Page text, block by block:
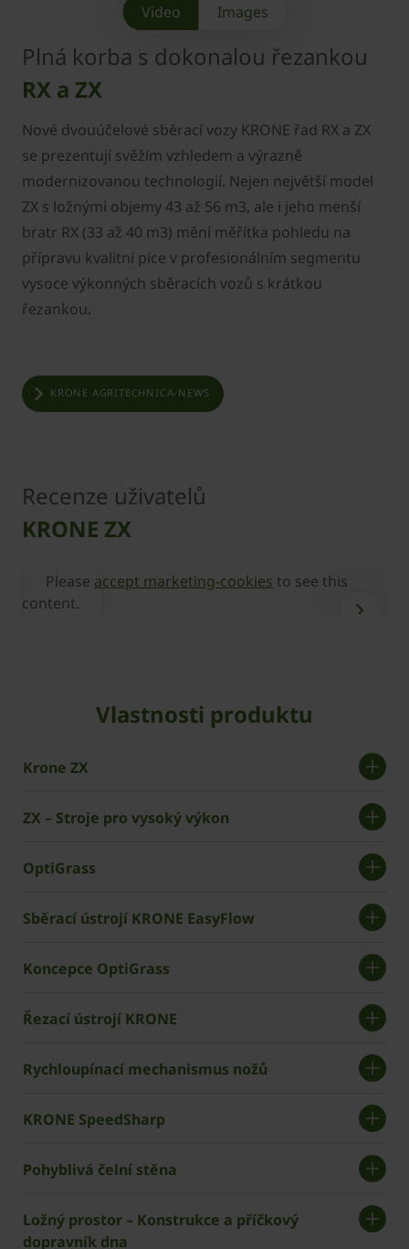
Video Images
Plná korba s dokonalou řezankou
RX a ZX
Nové dvouúčelové sběrací vozy KRONE řad RX a ZX
se prezentují svěžím vzhledem a výrazně
modernizovanou technologií. Nejen největší model
ZX s ložnými objemy 43 až 56 m3, ale i jeho menší
bratr RX (33 až 40 m3) mění měřítka pohledu na
přípravu kvalitní píce v profesionálním segmentu
vysoce výkonných sběracích vozů s krátkou
řezankou.
KRONE AGRITECHNICA-NEWS
Recenze uživatelů
KRONE ZX
Please accept marketing-cookies to see this
content.
Vlastnosti produktu
Krone ZX
ZX – Stroje pro vysoký výkon
OptiGrass
Sběrací ústrojí KRONE EasyFlow
Koncepce OptiGrass
Řezací ústrojí KRONE
Rychloupínací mechanismus nožů
KRONE SpeedSharp
Pohyblivá čelní stěna
Ložný prostor – Konstrukce a příčkový
dopravník dna